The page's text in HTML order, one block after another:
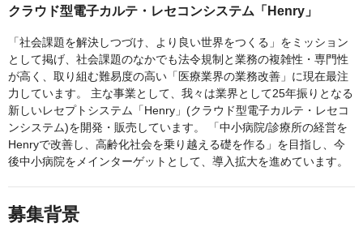
クラウド型電子カルテ・レセコンシステム「Henry」
「社会課題を解決しつづけ、より良い世界をつくる」をミッション
として掲げ、社会課題のなかでも法令規制と業務の複雑性・専門性
が高く、取り組む難易度の高い「医療業界の業務改善」に現在最注
力しています。 主な事業として、我々は業界として25年振りとなる
新しいレセプトシステム「Henry」(クラウド型電子カルテ・レセコ
ンシステム)を開発・販売しています。 「中小病院/診療所の経営を
Henryで改善し、高齢化社会を乗り越える礎を作る」を目指し、今
後中小病院をメインターゲットとして、導入拡大を進めています。
募集背景